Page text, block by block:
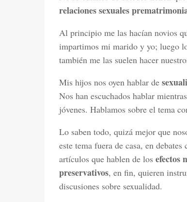
relaciones sexuales
Al principio me las hacían novios
impartimos mi marido y yo; luego
también me las suelen hacer
Mis hijos nos oyen hablar de
Nos han escuchados hablar
jóvenes. Hablamos sobre el tema
Lo saben todo, quizá mejor que
este tema fuera de casa, en
artículos que hablen de los efectos
preservativos, en fin, quieren
discusiones sobre sexualidad.